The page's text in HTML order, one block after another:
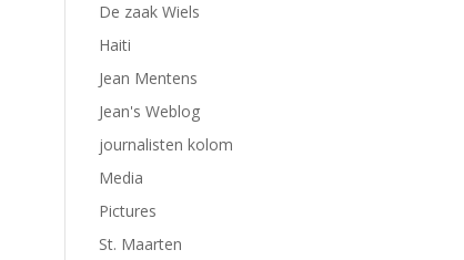
De zaak Wiels
Haiti
Jean Mentens
Jean's Weblog
journalisten kolom
Media
Pictures
St. Maarten